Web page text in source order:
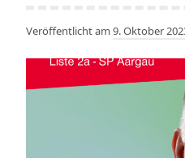
Veröffentlicht am 9. Oktober